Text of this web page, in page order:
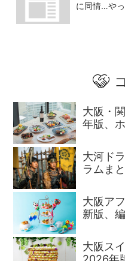
に同情…やっ
大阪・
年版、
大河ド
ラムま
大阪ア
新版、
大阪ス